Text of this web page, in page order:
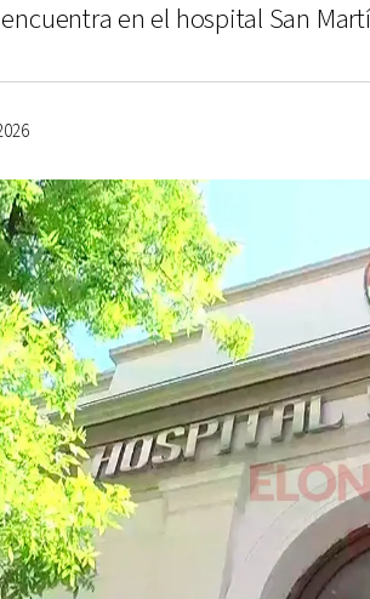
en el hospital San